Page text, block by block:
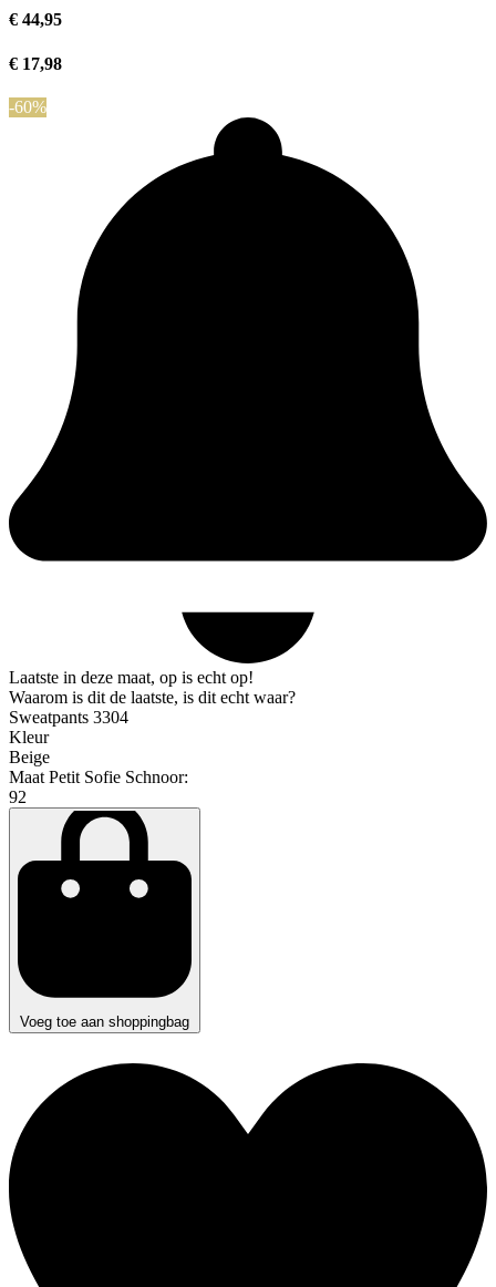
€ 44,95
€ 17,98
-60%
Laatste in deze maat, op is echt op!
Waarom is dit de laatste, is dit echt waar?
Sweatpants 3304
Kleur
Beige
Maat Petit Sofie Schnoor:
92
Voeg toe aan shoppingbag